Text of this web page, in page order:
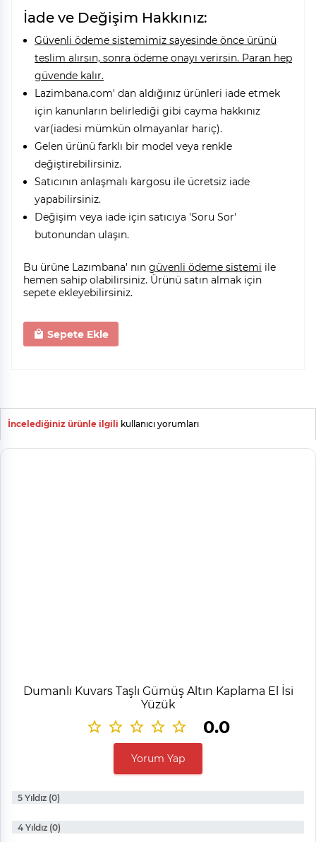
İade ve Değişim Hakkınız:
Güvenli ödeme sistemimiz sayesinde önce ürünü
teslim alırsın, sonra ödeme onayı verirsin. Paran hep
güvende kalır.
Lazimbana.com' dan aldığınız ürünleri iade etmek
için kanunların belirlediği gibi cayma hakkınız
var(iadesi mümkün olmayanlar hariç).
Gelen ürünü farklı bir model veya renkle
değiştirebilirsiniz.
Satıcının anlaşmalı kargosu ile ücretsiz iade
yapabilirsiniz.
Değişim veya iade için satıcıya 'Soru Sor'
butonundan ulaşın.
Bu ürüne Lazımbana' nın güvenli ödeme sistemi ile
hemen sahip olabilirsiniz. Ürünü satın almak için
sepete ekleyebilirsiniz.
Sepete Ekle
İncelediğiniz ürünle ilgili kullanıcı yorumları
Dumanlı Kuvars Taşlı Gümüş Altın Kaplama El İsi
Yüzük
0.0
Yorum Yap
5 Yıldız (0)
4 Yıldız (0)